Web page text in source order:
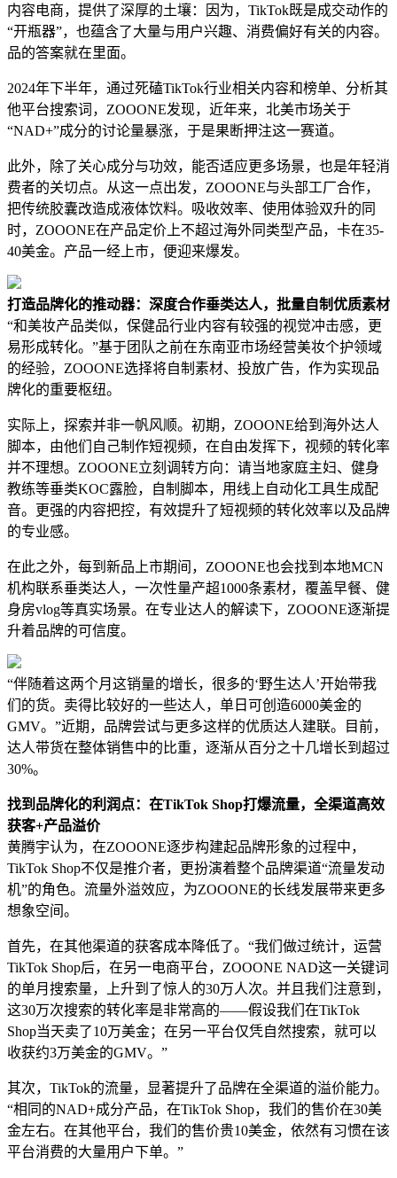
内容电商，提供了深厚的土壤：因为，TikTok既是成交动作的
“开瓶器”，也蕴含了大量与用户兴趣、消费偏好有关的内容。
品的答案就在里面。
2024年下半年，通过死磕TikTok行业相关内容和榜单、分析其
他平台搜索词，ZOOONE发现，近年来，北美市场关于
“NAD+”成分的讨论量暴涨，于是果断押注这一赛道。
此外，除了关心成分与功效，能否适应更多场景，也是年轻消
费者的关切点。从这一点出发，ZOOONE与头部工厂合作，
把传统胶囊改造成液体饮料。吸收效率、使用体验双升的同
时，ZOOONE在产品定价上不超过海外同类型产品，卡在35-
40美金。产品一经上市，便迎来爆发。
打造品牌化的推动器：深度合作垂类达人，批量自制优质素材
“和美妆产品类似，保健品行业内容有较强的视觉冲击感，更
易形成转化。”基于团队之前在东南亚市场经营美妆个护领域
的经验，ZOOONE选择将自制素材、投放广告，作为实现品
牌化的重要枢纽。
实际上，探索并非一帆风顺。初期，ZOOONE给到海外达人
脚本，由他们自己制作短视频，在自由发挥下，视频的转化率
并不理想。ZOOONE立刻调转方向：请当地家庭主妇、健身
教练等垂类KOC露脸，自制脚本，用线上自动化工具生成配
音。更强的内容把控，有效提升了短视频的转化效率以及品牌
的专业感。
在此之外，每到新品上市期间，ZOOONE也会找到本地MCN
机构联系垂类达人，一次性量产超1000条素材，覆盖早餐、健
身房vlog等真实场景。在专业达人的解读下，ZOOONE逐渐提
升着品牌的可信度。
“伴随着这两个月这销量的增长，很多的‘野生达人’开始带我
们的货。卖得比较好的一些达人，单日可创造6000美金的
GMV。”近期，品牌尝试与更多这样的优质达人建联。目前，
达人带货在整体销售中的比重，逐渐从百分之十几增长到超过
30%。
找到品牌化的利润点：在TikTok Shop打爆流量，全渠道高效
获客+产品溢价
黄腾宇认为，在ZOOONE逐步构建起品牌形象的过程中，
TikTok Shop不仅是推介者，更扮演着整个品牌渠道“流量发动
机”的角色。流量外溢效应，为ZOOONE的长线发展带来更多
想象空间。
首先，在其他渠道的获客成本降低了。“我们做过统计，运营
TikTok Shop后，在另一电商平台，ZOOONE NAD这一关键词
的单月搜索量，上升到了惊人的30万人次。并且我们注意到，
这30万次搜索的转化率是非常高的——假设我们在TikTok
Shop当天卖了10万美金；在另一平台仅凭自然搜索，就可以
收获约3万美金的GMV。”
其次，TikTok的流量，显著提升了品牌在全渠道的溢价能力。
“相同的NAD+成分产品，在TikTok Shop，我们的售价在30美
金左右。在其他平台，我们的售价贵10美金，依然有习惯在该
平台消费的大量用户下单。”